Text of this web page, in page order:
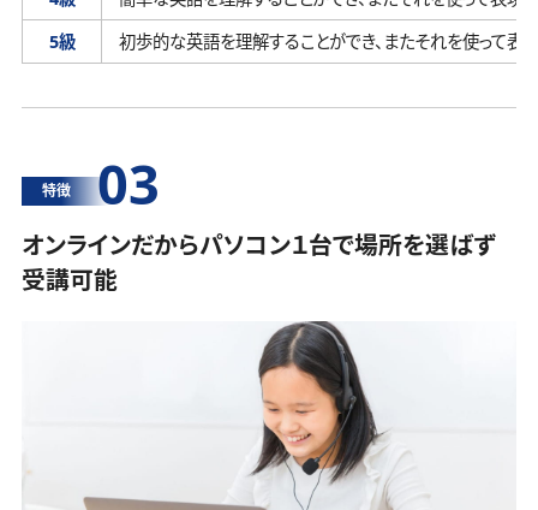
5級
初歩的な英語を理解することができ、 またそれを使って表
特徴 03
オンラインだからパソコン１台で場所を選ばず
受講可能